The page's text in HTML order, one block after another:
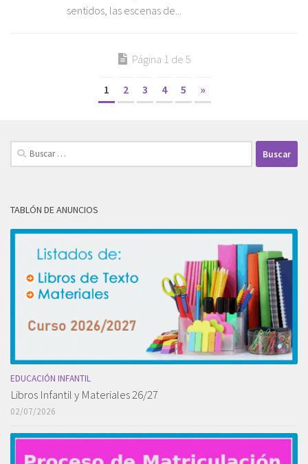
sentidos, las escenas de...
Página 1 de 5
1 2 3 4 5 »
Buscar:
TABLÓN DE ANUNCIOS
EDUCACIÓN INFANTIL
Libros Infantil y Materiales 26/27
02/07/2026